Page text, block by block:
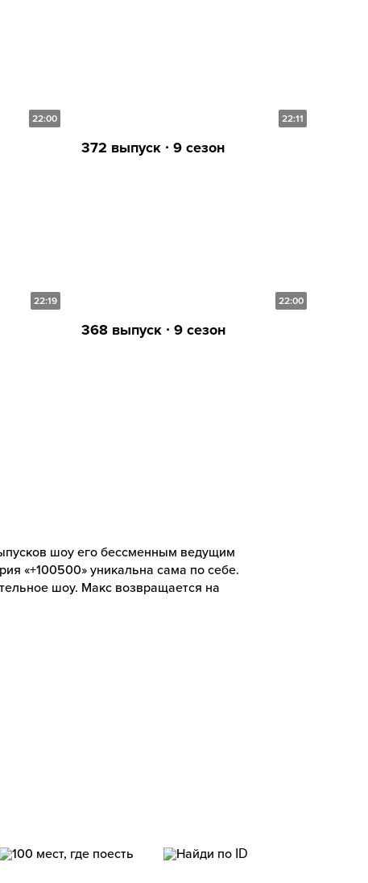
22:00 22:11
372 выпуск ∙ 9 сезон
22:19 22:00
368 выпуск ∙ 9 сезон
шоу его бессменным ведущим
«+100500» уникальна сама по себе.
шоу. Макс возвращается на